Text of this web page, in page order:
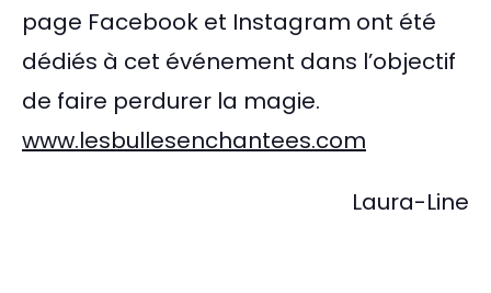
page Facebook et Instagram ont été
dédiés à cet événement dans l’objectif
de faire perdurer la magie.
www.lesbullesenchantees.com
Laura-Line